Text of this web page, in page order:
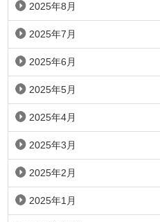
2025年8月
2025年7月
2025年6月
2025年5月
2025年4月
2025年3月
2025年2月
2025年1月